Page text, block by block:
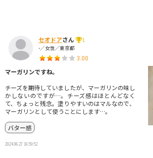
セオドアさん
1
-／女性／東京都
3.00
マーガリンですね。
チーズを期待していましたが、マーガリンの味し
かしないのですが…。チーズ感はほとんどなく
て、ちょっと残念。塗りやすいのはマルなので、
マーガリンとして使うことにします…。
バター感
2024.06.27 16:59:52